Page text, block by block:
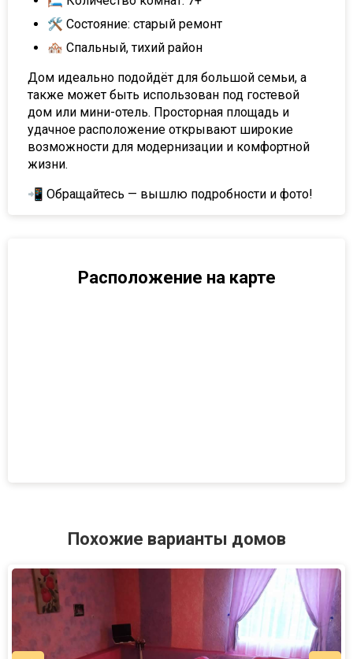
🛠️ Состояние: старый ремонт
🏘 Спальный, тихий район
Дом идеально подойдёт для большой семьи, а
также может быть использован под гостевой
дом или мини-отель. Просторная площадь и
удачное расположение открывают широкие
возможности для модернизации и комфортной
жизни.
📲 Обращайтесь — вышлю подробности и фото!
Расположение на карте
Похожие варианты домов